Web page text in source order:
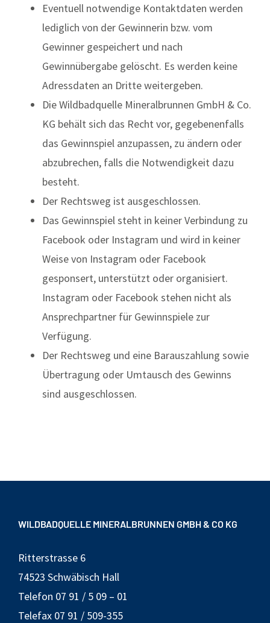
Eventuell notwendige Kontaktdaten werden
lediglich von der Gewinnerin bzw. vom
Gewinner gespeichert und nach
Gewinnübergabe gelöscht. Es werden keine
Adressdaten an Dritte weitergeben.
Die Wildbadquelle Mineralbrunnen GmbH & Co.
KG behält sich das Recht vor, gegebenenfalls
das Gewinnspiel anzupassen, zu ändern oder
abzubrechen, falls die Notwendigkeit dazu
besteht.
Der Rechtsweg ist ausgeschlossen.
Das Gewinnspiel steht in keiner Verbindung zu
Facebook oder Instagram und wird in keiner
Weise von Instagram oder Facebook
gesponsert, unterstützt oder organisiert.
Instagram oder Facebook stehen nicht als
Ansprechpartner für Gewinnspiele zur
Verfügung.
Der Rechtsweg und eine Barauszahlung sowie
Übertragung oder Umtausch des Gewinns
sind ausgeschlossen.
WILDBADQUELLE MINERALBRUNNEN GMBH & CO KG
Ritterstrasse 6
74523 Schwäbisch Hall
Telefon 07 91 / 5 09 – 01
Telefax 07 91 / 509-355